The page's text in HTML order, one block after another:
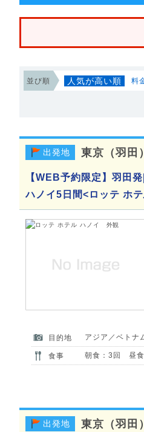
並び順 人気が高い順 料
出発地 東京（羽田）
【WEB予約限定】羽田
ハノイ5日間<ロッテ ホ
目的地 アジア／ベトナ
食事 朝食：3回 昼
出発地 東京（羽田）